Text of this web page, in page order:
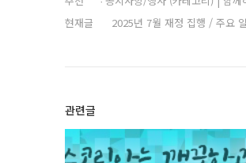
현재글
2025년 7월 재정 집행 / 주요
관련글